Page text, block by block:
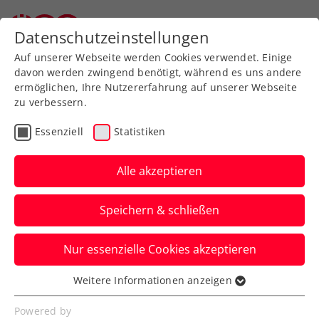
Zurück zur Newsübersicht
Turniere
French Open: Kostic
schafft in Paris im
Jugendbewerb die
Qualifikation
Die ÖTV-Nachwuchshoffnung erreicht mit
zwei Siegen jeweils nach Satzrückstand
den Hauptbewerb.
Datenschutzeinstellungen
Auf unserer Webseite werden Cookies verwendet. Einige
davon werden zwingend benötigt, während es uns andere
ermöglichen, Ihre Nutzererfahrung auf unserer Webseite
zu verbessern.
Essenziell Statistiken
Alle akzeptieren
Speichern & schließen
Nur essenzielle Cookies akzeptieren
Essenziell
Essenzielle Cookies werden für grundlegende
Weitere Informationen anzeigen
Powered by